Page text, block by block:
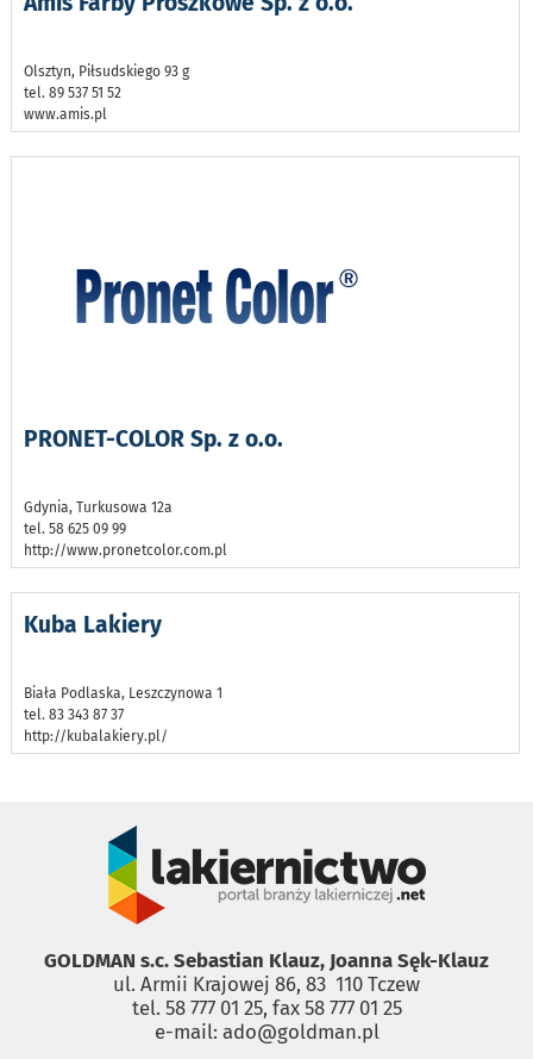
Olsztyn, Piłsudskiego 93 g
tel. 89 537 51 52
www.amis.pl
PRONET-COLOR Sp. z o.o.
Gdynia, Turkusowa 12a
tel. 58 625 09 99
http://www.pronetcolor.com.pl
Kuba Lakiery
Biała Podlaska, Leszczynowa 1
tel. 83 343 87 37
http://kubalakiery.pl/
GOLDMAN s.c. Sebastian Klauz, Joanna Sęk-Klauz
ul. Armii Krajowej 86, 83 ­ 110 Tczew
tel. 58 777 01 25, fax 58 777 01 25
e-mail: ado@goldman.pl